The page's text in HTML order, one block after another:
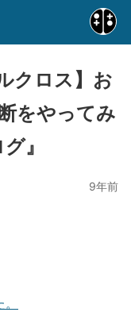
クロス】お
をやってみ
』
9年前